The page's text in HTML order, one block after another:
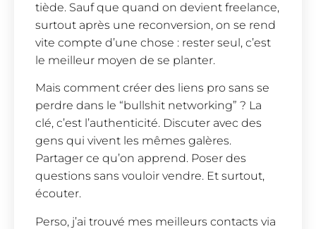
tiède. Sauf que quand on devient freelance,
surtout après une reconversion, on se rend
vite compte d’une chose : rester seul, c’est
le meilleur moyen de se planter.
Mais comment créer des liens pro sans se
perdre dans le “bullshit networking” ? La
clé, c’est l’authenticité. Discuter avec des
gens qui vivent les mêmes galères.
Partager ce qu’on apprend. Poser des
questions sans vouloir vendre. Et surtout,
écouter.
Perso, j’ai trouvé mes meilleurs contacts via